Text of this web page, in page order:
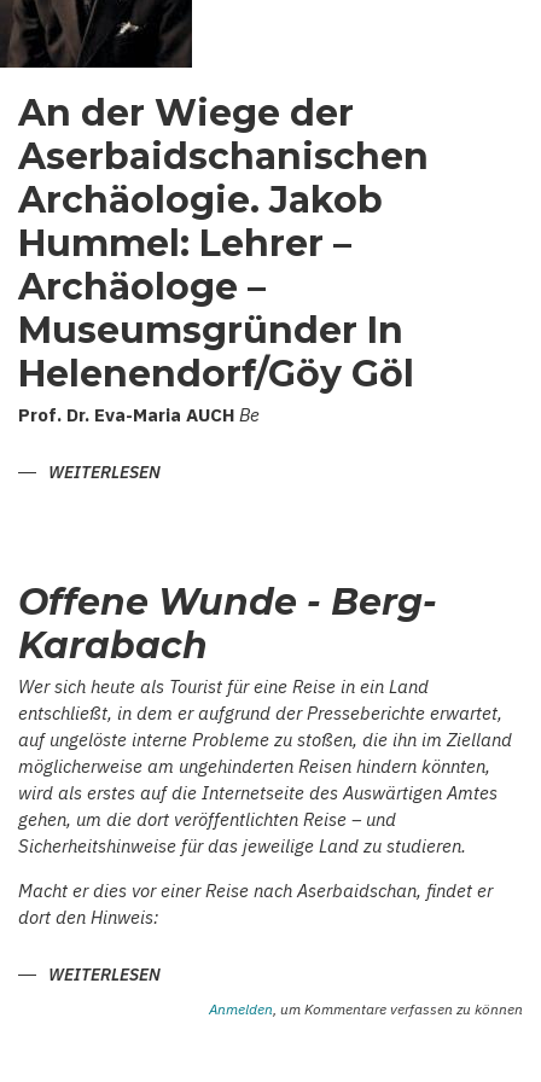
An der Wiege der
Aserbaidschanischen
Archäologie. Jakob
Hummel: Lehrer –
Archäologe –
Museumsgründer In
Helenendorf/Göy Göl
Prof. Dr. Eva-Maria AUCH Be
WEITERLESEN
JAKOB
HUMMEL:
–
ARCHÄOLOGE
MUSEUMSGRÜNDER
IN
HELENENDORF/GÖY
GÖL
Offene Wunde - Berg-
Karabach
Wer sich heute als Tourist für eine Reise in ein Land
entschließt, in dem er aufgrund der Presseberichte erwartet,
auf ungelöste interne Probleme zu stoßen, die ihn im Zielland
möglicherweise am ungehinderten Reisen hindern könnten,
wird als erstes auf die Internetseite des Auswärtigen Amtes
gehen, um die dort veröffentlichten Reise – und
Sicherheitshinweise für das jeweilige Land zu studieren.
Macht er dies vor einer Reise nach Aserbaidschan, findet er
dort den Hinweis:
WEITERLESEN
WUNDEAnmelden, um Kommentare verfassen zu können